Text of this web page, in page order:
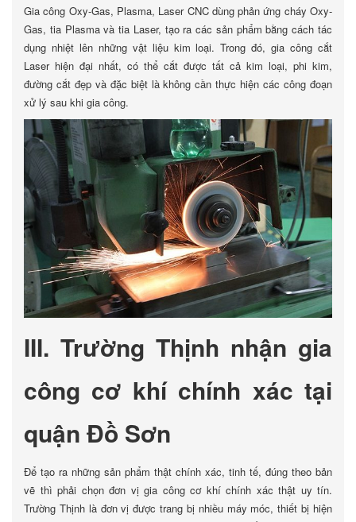
Gia công Oxy-Gas, Plasma, Laser CNC dùng phản ứng cháy Oxy-
Gas, tia Plasma và tia Laser, tạo ra các sản phẩm bằng cách tác
dụng nhiệt lên những vật liệu kim loại. Trong đó, gia công cắt
Laser hiện đại nhất, có thể cắt được tất cả kim loại, phi kim,
đường cắt đẹp và đặc biệt là không cần thực hiện các công đoạn
xử lý sau khi gia công.
III. Trường Thịnh nhận gia
công cơ khí chính xác tại
quận Đồ Sơn
Để tạo ra những sản phẩm thật chính xác, tinh tế, đúng theo bản
vẽ thì phải chọn đơn vị gia công cơ khí chính xác thật uy tín.
Trường Thịnh là đơn vị được trang bị nhiều máy móc, thiết bị hiện